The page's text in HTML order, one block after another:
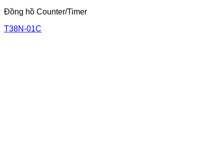
Đồng hồ Counter/Timer
T38N-01C